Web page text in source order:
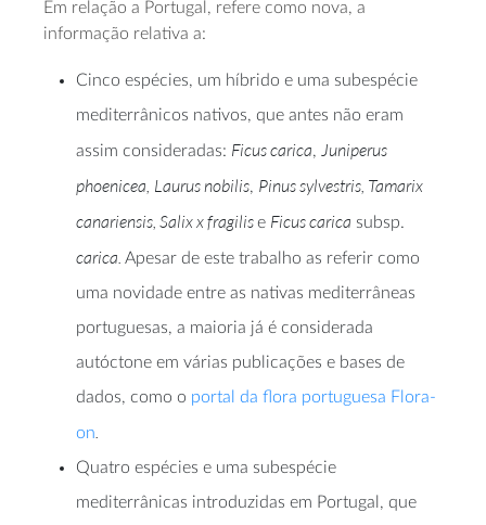
Em relação a Portugal, refere como nova, a
informação relativa a:
Cinco espécies, um híbrido e uma subespécie
mediterrânicos nativos, que antes não eram
assim consideradas: Ficus carica, Juniperus
phoenicea, Laurus nobilis, Pinus sylvestris, Tamarix
canariensis, Salix x fragilise Ficus carica subsp.
carica. Apesar de este trabalho as referir como
uma novidade entre as nativas mediterrâneas
portuguesas, a maioria já é considerada
autóctone em várias publicações e bases de
dados, como o portal da flora portuguesa Flora-
on.
Quatro espécies e uma subespécie
mediterrânicas introduzidas em Portugal, que